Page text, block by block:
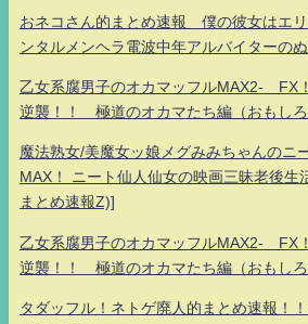
おネコさん的まとめ速報 僕の彼女はエ
ンタルメンヘラ電波中年アルバイターの
乙女系腐男子のオカマッフルMAX2- FX
逆襲！！ 極道のオカマたち編（おもしろ
魔法熟女/美魔女ッ娘メグみみちゃんのニ
MAX！ ニート仙人仙女の映画三昧老後生
まとめ速報Z)]
乙女系腐男子のオカマッフルMAX2- FX
逆襲！！ 極道のオカマたち編（おもしろ
タダッフル！ネトゲ廃人的まとめ速報！